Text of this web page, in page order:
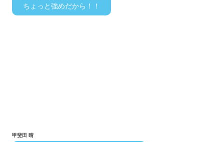
ちょっと強めだから！！
甲斐田 晴